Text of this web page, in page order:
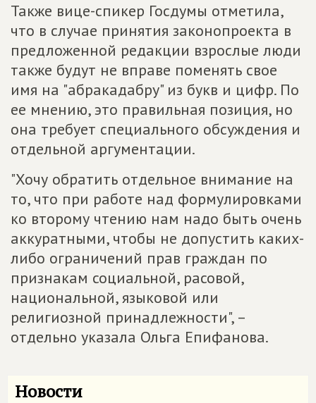
Также вице-спикер Госдумы отметила,
что в случае принятия законопроекта в
предложенной редакции взрослые люди
также будут не вправе поменять свое
имя на "абракадабру" из букв и цифр. По
ее мнению, это правильная позиция, но
она требует специального обсуждения и
отдельной аргументации.
"Хочу обратить отдельное внимание на
то, что при работе над формулировками
ко второму чтению нам надо быть очень
аккуратными, чтобы не допустить каких-
либо ограничений прав граждан по
признакам социальной, расовой,
национальной, языковой или
религиозной принадлежности", –
отдельно указала Ольга Епифанова.
Новости